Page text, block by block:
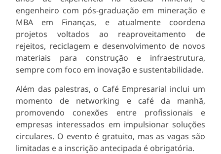
engenheiro com pós-graduação em mineração e
MBA em Finanças, e atualmente coordena
projetos voltados ao reaproveitamento de
rejeitos, reciclagem e desenvolvimento de novos
materiais para construção e infraestrutura,
sempre com foco em inovação e sustentabilidade.
Além das palestras, o Café Empresarial inclui um
momento de networking e café da manhã,
promovendo conexões entre profissionais e
empresas interessados em impulsionar soluções
circulares. O evento é gratuito, mas as vagas são
limitadas e a inscrição antecipada é obrigatória.